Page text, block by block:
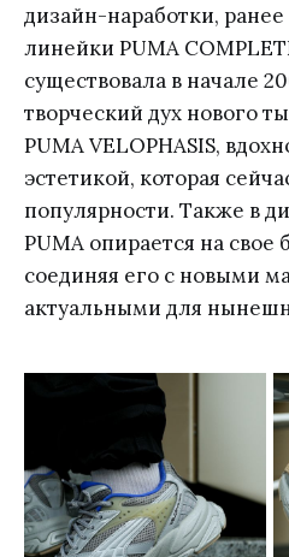
дизайн-наработки,
линейки PUMA
существовала в начале
творческий дух нового
PUMA VELOPHASIS,
эстетикой, которая
популярности. Также в
PUMA опирается на свое
соединяя его с новыми
актуальными для